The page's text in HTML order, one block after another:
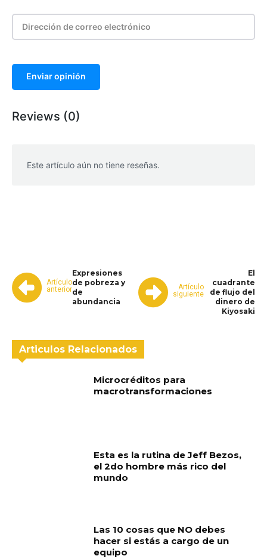
Enviar opinión
Reviews (0)
Este artículo aún no tiene reseñas.
Artículo
anterior
Expresiones
de pobreza y
de
abundancia
Artículo
siguiente
El
cuadrante
de flujo del
dinero de
Kiyosaki
Articulos Relacionados
Microcréditos para
macrotransformaciones
Esta es la rutina de Jeff Bezos,
el 2do hombre más rico del
mundo
Las 10 cosas que NO debes
hacer si estás a cargo de un
equipo